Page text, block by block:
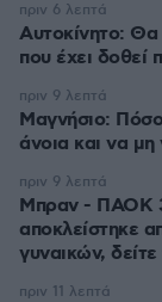
Αυτοκίνητο: Θα
που έχει δοθεί
πριν 6 λεπτά
Μαγνήσιο:
άνοια και να
πριν 9 λεπτά
Μπραν - ΠΑΟΚ
αποκλείστηκε
γυναικών,
πριν 9 λεπτά
πριν 11 λεπτά